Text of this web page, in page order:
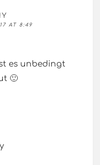
AT 8:49
es unbedingt
🙂